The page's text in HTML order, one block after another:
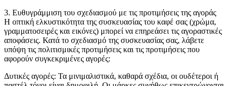
3. Ευθυγράμμιση του σχεδιασμού με τις προτιμήσεις της αγοράς
Η οπτική ελκυστικότητα της συσκευασίας του καφέ σας (χρώμα,
γραμματοσειρές και εικόνες) μπορεί να επηρεάσει τις αγοραστικές
αποφάσεις. Κατά το σχεδιασμό της συσκευασίας σας, λάβετε
υπόψη τις πολιτισμικές προτιμήσεις και τις προτιμήσεις που
αφορούν συγκεκριμένες αγορές:
Δυτικές αγορές: Τα μινιμαλιστικά, καθαρά σχέδια, οι ουδέτεροι ή